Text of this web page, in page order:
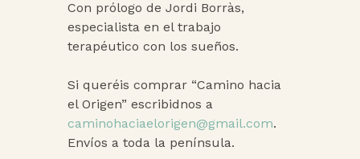
Con prólogo de Jordi Borràs,
especialista en el trabajo
terapéutico con los sueños.
Si queréis comprar “Camino hacia
el Origen” escribidnos a
caminohaciaelorigen@gmail.com.
Envíos a toda la península.